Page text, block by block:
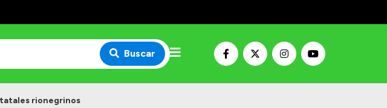
Buscar
rionegrinos